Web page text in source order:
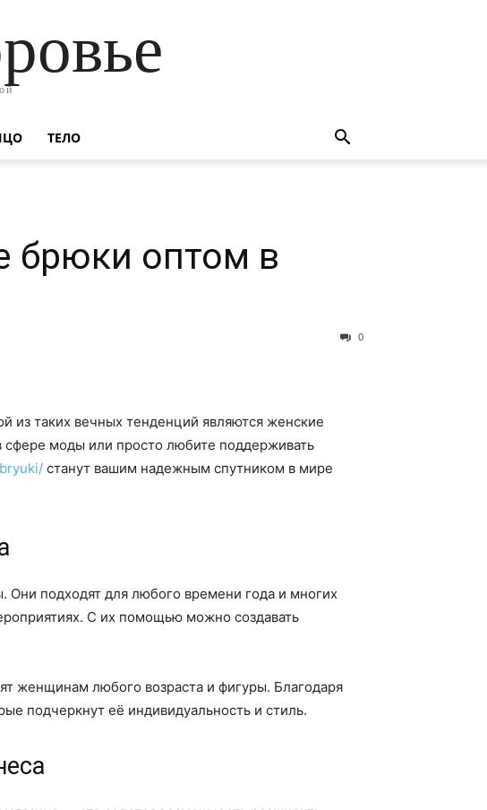
ТЕЛО
брюки оптом в
0
из таких вечных тенденций являются женские
сфере моды или просто любите поддерживать
станут вашим надежным спутником в мире
подходят для любого времени года и многих
С их помощью можно создавать
женщинам любого возраста и фигуры. Благодаря
подчеркнут её индивидуальность и стиль.